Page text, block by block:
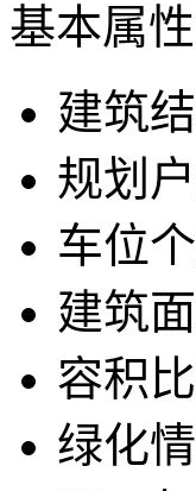
基本属性
建筑
规划
车位
建筑
容积
绿化